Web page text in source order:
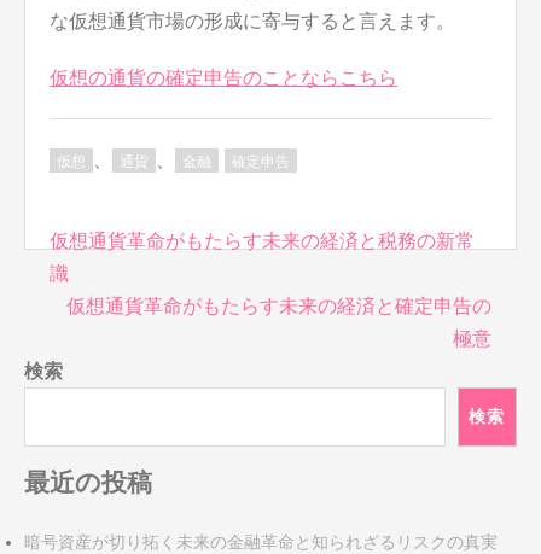
な仮想通貨市場の形成に寄与すると言えます。
仮想の通貨の確定申告のことならこちら
仮想 通貨 金融 確定申告
投
稿
ナ
ゲ
ー
ョ
ン
仮想通貨革命がもたらす未来の経済と税務の新常
識
仮想通貨革命がもたらす未来の経済と確定申告の
極意
検索
検索
最近の投稿
暗号資産が切り拓く未来の金融革命と知られざるリスクの真実